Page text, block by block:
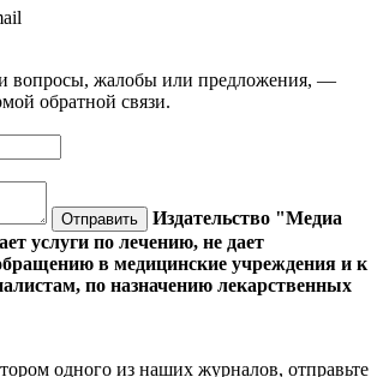
вопросы, жалобы или предложения, —
обратной связи.
Отправить
Издательство "Медиа
услуги по лечению, не дает
в медицинские учреждения и к
по назначению лекарственных
одного из наших журналов, отправьте